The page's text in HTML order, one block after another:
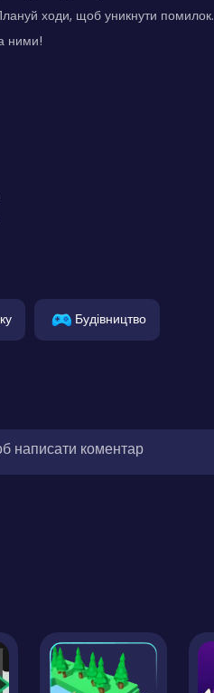
ходи, щоб уникнути помилок.
ними!
Будівництво
написати коментар